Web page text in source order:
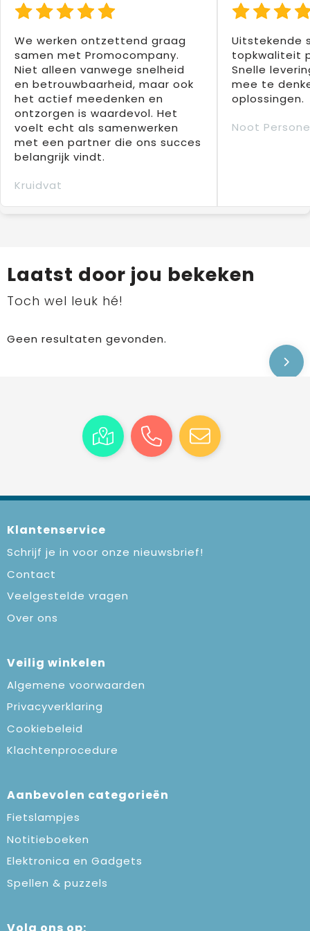
We werken ontzettend graag
samen met Promocompany.
Niet alleen vanwege snelheid
en betrouwbaarheid, maar ook
het actief meedenken en
ontzorgen is waardevol. Het
voelt echt als samenwerken
met een partner die ons succes
belangrijk vindt.
Kruidvat
Uitstekende
topkwaliteit
Snelle
mee te
oplossingen.
Noot
Laatst door jou bekeken
Toch wel leuk hé!
Geen resultaten gevonden.
Klantenservice
Schrijf je in voor onze nieuwsbrief!
Contact
Veelgestelde vragen
Over ons
Veilig winkelen
Algemene voorwaarden
Privacyverklaring
Cookiebeleid
Klachtenprocedure
Aanbevolen categorieën
Fietslampjes
Notitieboeken
Elektronica en Gadgets
Spellen & puzzels
Volg ons op: